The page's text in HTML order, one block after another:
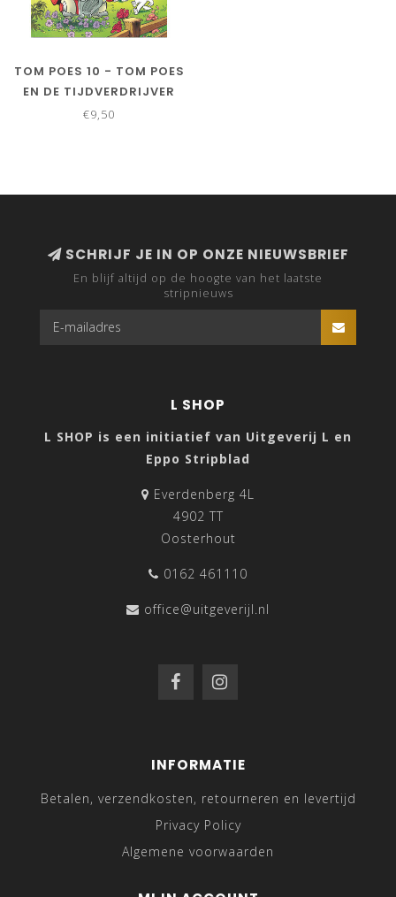
TOM POES 10 - TOM POES
EN DE TIJDVERDRIJVER
€9,50
SCHRIJF JE IN OP ONZE NIEUWSBRIEF
En blijf altijd op de hoogte van het laatste
stripnieuws
L SHOP
L SHOP is een initiatief van Uitgeverij L en
Eppo Stripblad
Everdenberg 4L
4902 TT
Oosterhout
0162 461110
office@uitgeverijl.nl
INFORMATIE
Betalen, verzendkosten, retourneren en levertijd
Privacy Policy
Algemene voorwaarden